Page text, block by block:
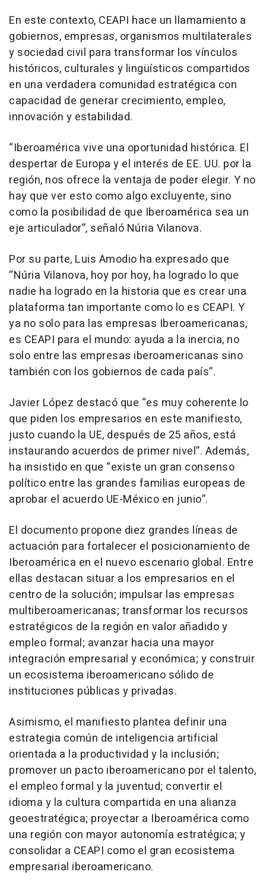
En este contexto, CEAPI hace un llamamiento a
gobiernos, empresas, organismos multilaterales
y sociedad civil para transformar los vínculos
históricos, culturales y lingüísticos compartidos
en una verdadera comunidad estratégica con
capacidad de generar crecimiento, empleo,
innovación y estabilidad.
“Iberoamérica vive una oportunidad histórica. El
despertar de Europa y el interés de EE. UU. por la
región, nos ofrece la ventaja de poder elegir. Y no
hay que ver esto como algo excluyente, sino
como la posibilidad de que Iberoamérica sea un
eje articulador”, señaló Núria Vilanova.
Por su parte, Luis Amodio ha expresado que
“Núria Vilanova, hoy por hoy, ha logrado lo que
nadie ha logrado en la historia que es crear una
plataforma tan importante como lo es CEAPI. Y
ya no solo para las empresas Iberoamericanas,
es CEAPI para el mundo: ayuda a la inercia, no
solo entre las empresas iberoamericanas sino
también con los gobiernos de cada país”.
Javier López destacó que “es muy coherente lo
que piden los empresarios en este manifiesto,
justo cuando la UE, después de 25 años, está
instaurando acuerdos de primer nivel”. Además,
ha insistido en que “existe un gran consenso
político entre las grandes familias europeas de
aprobar el acuerdo UE-México en junio”.
El documento propone diez grandes líneas de
actuación para fortalecer el posicionamiento de
Iberoamérica en el nuevo escenario global. Entre
ellas destacan situar a los empresarios en el
centro de la solución; impulsar las empresas
multiberoamericanas; transformar los recursos
estratégicos de la región en valor añadido y
empleo formal; avanzar hacia una mayor
integración empresarial y económica; y construir
un ecosistema iberoamericano sólido de
instituciones públicas y privadas.
Asimismo, el manifiesto plantea definir una
estrategia común de inteligencia artificial
orientada a la productividad y la inclusión;
promover un pacto iberoamericano por el talento,
el empleo formal y la juventud; convertir el
idioma y la cultura compartida en una alianza
geoestratégica; proyectar a Iberoamérica como
una región con mayor autonomía estratégica; y
consolidar a CEAPI como el gran ecosistema
empresarial iberoamericano.